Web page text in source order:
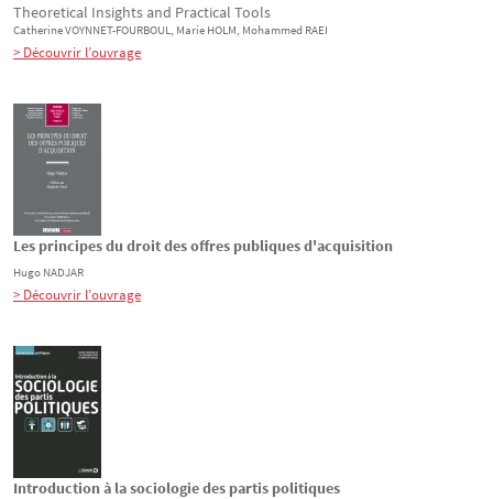
Theoretical Insights and Practical Tools
CatherineVOYNNET-FOURBOUL, Marie HOLM, Mohammed RAEI
> Découvrir l’ouvrage
Les principes du droit des offres publiques d'acquisition
Hugo NADJAR
> Découvrir l’ouvrage
Introduction à la sociologie des partis politiques